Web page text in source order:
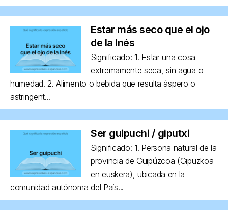
Estar más seco que el ojo
de la Inés
Significado: 1. Estar una cosa
extremamente seca, sin agua o
humedad. 2. Alimento o bebida que resulta áspero o
astringent...
Ser guipuchi / giputxi
Significado: 1. Persona natural de la
provincia de Guipúzcoa (Gipuzkoa
en euskera), ubicada en la
comunidad autónoma del País...